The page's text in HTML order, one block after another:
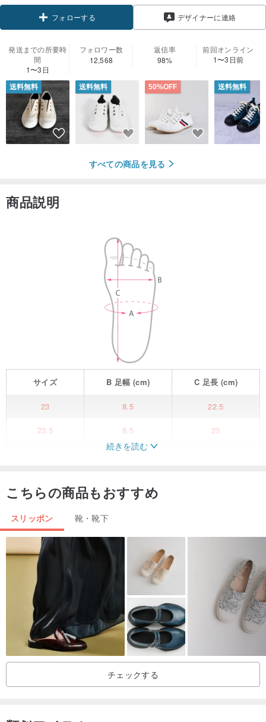
フォローする
デザイナーに連絡
発送までの所要時
間
1〜3日
フォロワー数
12,568
返信率
98%
前回オンライン
1〜3日前
送料無料 送料無料 50%OFF 送料無料
すべての商品を見る
商品説明
サイズ B 足幅 (cm) C 足長 (cm)
23 8.5 22.5
23.5 8.5 23
9
25 9.5
26
OPAL は、サウスゲートのクラシックなスタイルのシンプルなデザ
インを継承します. 新しく追加された円形のマッサージインソール +
2 層の厚さ, ストラップの必要はありません, 着脱が簡単.靴の内層 接
着剤を使わない製法で通気性がよく、足をこすらない。
OPAL コットンホワイト厚手のツイルコットン生地を使用し、ライ
トホワイトは自然に色褪せず、サウスゲイトならではのトゥパター
ンで、ジーンズやワイドスイングのカジュアルパンツとの相性も抜
続きを読む
こちらの商品もおすすめ
スリッポン 靴・靴下
チェックする